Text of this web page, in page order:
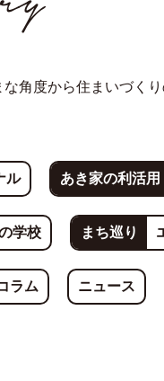
角度から住まいづく
ル あき家の利活用
学校 まち巡り
ラム ニュース